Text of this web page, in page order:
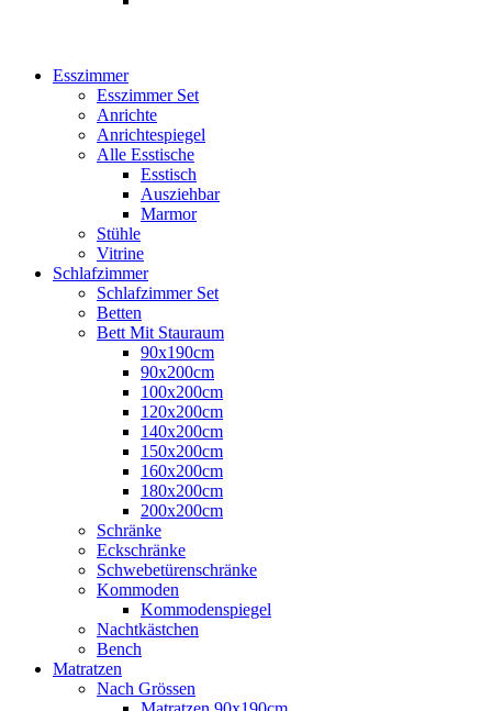
Esszimmer
Esszimmer Set
Anrichte
Anrichtespiegel
Alle Esstische
Esstisch
Ausziehbar
Marmor
Stühle
Vitrine
Schlafzimmer
Schlafzimmer Set
Betten
Bett Mit Stauraum
90x190cm
90x200cm
100x200cm
120x200cm
140x200cm
150x200cm
160x200cm
180x200cm
200x200cm
Schränke
Eckschränke
Schwebetürenschränke
Kommoden
Kommodenspiegel
Nachtkästchen
Bench
Matratzen
Nach Grössen